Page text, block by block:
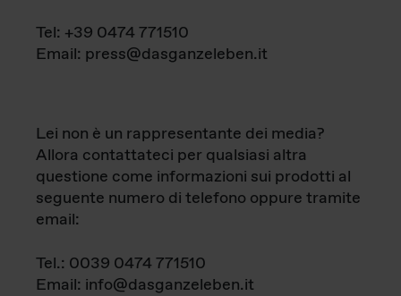
Tel: +39 0474 771510
Email: press@dasganzeleben.it
Lei non è un rappresentante dei media?
Allora contattateci per qualsiasi altra
questione come informazioni sui prodotti al
seguente numero di telefono oppure tramite
email:
Tel.: 0039 0474 771510
Email: info@dasganzeleben.it